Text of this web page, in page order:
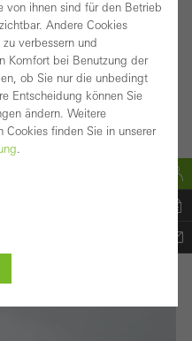
en œuvre dans
ouverture simple,
intégré dans les
que comme « fenêtre
von ihnen sind für den Betrieb
Andere Cookies
verbessern und
Komfort bei Benutzung der
ob Sie nur die unbedingt
Entscheidung können Sie
ändern. Weitere
Cookies finden Sie in unserer
.